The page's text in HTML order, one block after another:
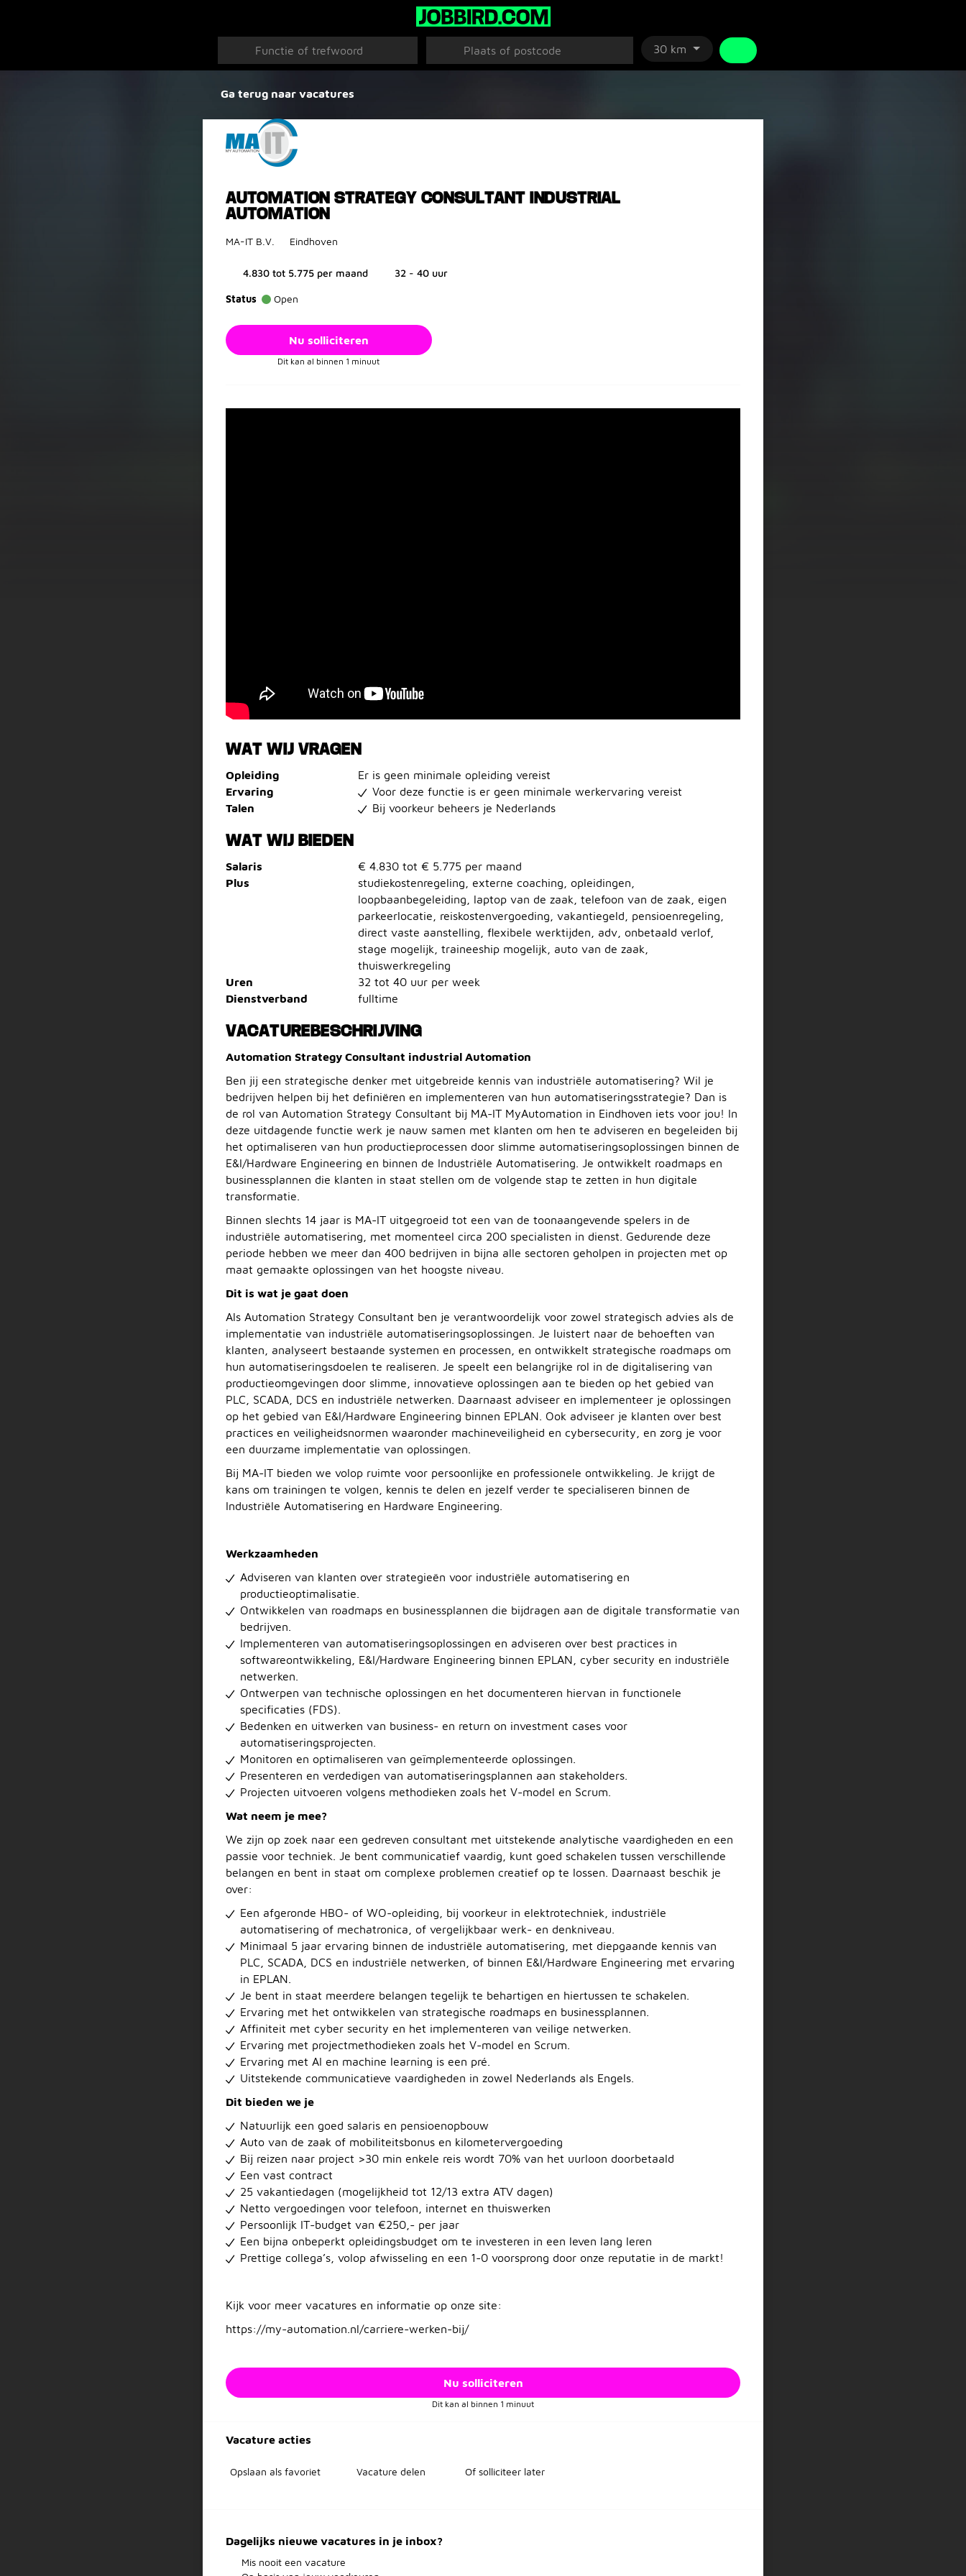
30 km
Ga terug naar vacatures
AUTOMATION STRATEGY CONSULTANT INDUSTRIAL
AUTOMATION
MA-IT B.V. Eindhoven
4.830 tot 5.775 per maand 32 - 40 uur
Status Open
Nu solliciteren
Dit kan al binnen 1 minuut
WAT WIJ VRAGEN
Opleiding
Er is geen minimale opleiding vereist
Ervaring
Voor deze functie is er geen minimale werkervaring vereist
Talen
Bij voorkeur beheers je Nederlands
WAT WIJ BIEDEN
Salaris
€ 4.830 tot € 5.775 per maand
Plus
studiekostenregeling, externe coaching, opleidingen,
loopbaanbegeleiding, laptop van de zaak, telefoon van de zaak, eigen
parkeerlocatie, reiskostenvergoeding, vakantiegeld, pensioenregeling,
direct vaste aanstelling, flexibele werktijden, adv, onbetaald verlof,
stage mogelijk, traineeship mogelijk, auto van de zaak,
thuiswerkregeling
Uren
32 tot 40 uur per week
Dienstverband
fulltime
VACATUREBESCHRIJVING
Automation Strategy Consultant industrial Automation
Ben jij een strategische denker met uitgebreide kennis van industriële automatisering? Wil je
bedrijven helpen bij het definiëren en implementeren van hun automatiseringsstrategie? Dan is
de rol van Automation Strategy Consultant bij MA-IT MyAutomation in Eindhoven iets voor jou! In
deze uitdagende functie werk je nauw samen met klanten om hen te adviseren en begeleiden bij
het optimaliseren van hun productieprocessen door slimme automatiseringsoplossingen binnen de
E&I/Hardware Engineering en binnen de Industriële Automatisering. Je ontwikkelt roadmaps en
businessplannen die klanten in staat stellen om de volgende stap te zetten in hun digitale
transformatie.
Binnen slechts 14 jaar is MA-IT uitgegroeid tot een van de toonaangevende spelers in de
industriële automatisering, met momenteel circa 200 specialisten in dienst. Gedurende deze
periode hebben we meer dan 400 bedrijven in bijna alle sectoren geholpen in projecten met op
maat gemaakte oplossingen van het hoogste niveau.
Dit is wat je gaat doen
Als Automation Strategy Consultant ben je verantwoordelijk voor zowel strategisch advies als de
implementatie van industriële automatiseringsoplossingen. Je luistert naar de behoeften van
klanten, analyseert bestaande systemen en processen, en ontwikkelt strategische roadmaps om
hun automatiseringsdoelen te realiseren. Je speelt een belangrijke rol in de digitalisering van
productieomgevingen door slimme, innovatieve oplossingen aan te bieden op het gebied van
PLC, SCADA, DCS en industriële netwerken. Daarnaast adviseer en implementeer je oplossingen
op het gebied van E&I/Hardware Engineering binnen EPLAN. Ook adviseer je klanten over best
practices en veiligheidsnormen waaronder machineveiligheid en cybersecurity, en zorg je voor
een duurzame implementatie van oplossingen.
Bij MA-IT bieden we volop ruimte voor persoonlijke en professionele ontwikkeling. Je krijgt de
kans om trainingen te volgen, kennis te delen en jezelf verder te specialiseren binnen de
Industriële Automatisering en Hardware Engineering.
Werkzaamheden
Adviseren van klanten over strategieën voor industriële automatisering en
productieoptimalisatie.
Ontwikkelen van roadmaps en businessplannen die bijdragen aan de digitale transformatie van
bedrijven.
Implementeren van automatiseringsoplossingen en adviseren over best practices in
softwareontwikkeling, E&I/Hardware Engineering binnen EPLAN, cyber security en industriële
netwerken.
Ontwerpen van technische oplossingen en het documenteren hiervan in functionele
specificaties (FDS).
Bedenken en uitwerken van business- en return on investment cases voor
automatiseringsprojecten.
Monitoren en optimaliseren van geïmplementeerde oplossingen.
Presenteren en verdedigen van automatiseringsplannen aan stakeholders.
Projecten uitvoeren volgens methodieken zoals het V-model en Scrum.
Wat neem je mee?
We zijn op zoek naar een gedreven consultant met uitstekende analytische vaardigheden en een
passie voor techniek. Je bent communicatief vaardig, kunt goed schakelen tussen verschillende
belangen en bent in staat om complexe problemen creatief op te lossen. Daarnaast beschik je
over:
Een afgeronde HBO- of WO-opleiding, bij voorkeur in elektrotechniek, industriële
automatisering of mechatronica, of vergelijkbaar werk- en denkniveau.
Minimaal 5 jaar ervaring binnen de industriële automatisering, met diepgaande kennis van
PLC, SCADA, DCS en industriële netwerken, of binnen E&I/Hardware Engineering met ervaring
in EPLAN.
Je bent in staat meerdere belangen tegelijk te behartigen en hiertussen te schakelen.
Ervaring met het ontwikkelen van strategische roadmaps en businessplannen.
Affiniteit met cyber security en het implementeren van veilige netwerken.
Ervaring met projectmethodieken zoals het V-model en Scrum.
Ervaring met AI en machine learning is een pré.
Uitstekende communicatieve vaardigheden in zowel Nederlands als Engels.
Dit bieden we je
Natuurlijk een goed salaris en pensioenopbouw
Auto van de zaak of mobiliteitsbonus en kilometervergoeding
Bij reizen naar project >30 min enkele reis wordt 70% van het uurloon doorbetaald
Een vast contract
25 vakantiedagen (mogelijkheid tot 12/13 extra ATV dagen)
Netto vergoedingen voor telefoon, internet en thuiswerken
Persoonlijk IT-budget van €250,- per jaar
Een bijna onbeperkt opleidingsbudget om te investeren in een leven lang leren
Prettige collega’s, volop afwisseling en een 1-0 voorsprong door onze reputatie in de markt!
Kijk voor meer vacatures en informatie op onze site:
https://my-automation.nl/carriere-werken-bij/
Nu solliciteren
Dit kan al binnen 1 minuut
Vacature acties
Opslaan als favoriet Vacature delen Of solliciteer later
Dagelijks nieuwe vacatures in je inbox?
Mis nooit een vacature